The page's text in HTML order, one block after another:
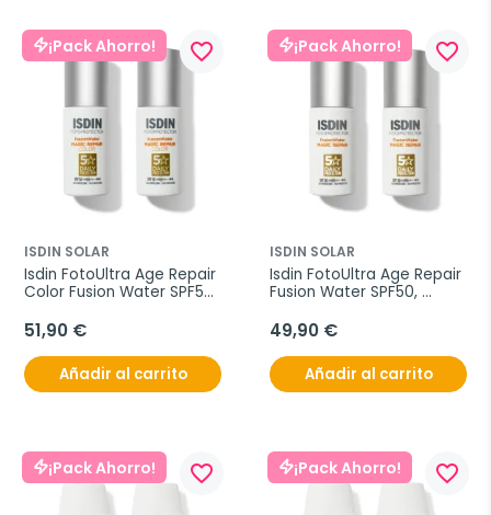
¡Pack Ahorro! favorite_border
ISDIN SOLAR
Isdin FotoUltra Age Repair
Color Fusion Water SPF50,
51,90 €
Añadir al carrito
¡Pack Ahorro! favorite_border
ISDIN SOLAR
Isdin FotoUltra Age Repair
Fusion Water SPF50,
49,90 €
Añadir al carrito
¡Pack Ahorro! favorite_border ¡Pack Ahorro! favorite_border